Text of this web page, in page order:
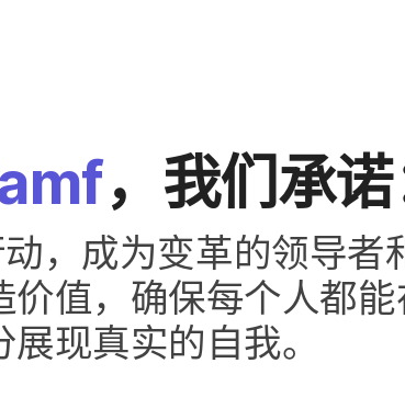
，​我们​承诺
，​成为​变革​的​领导者​
价值，​确保​每​个​人​都​
展现​真实​的​自我。